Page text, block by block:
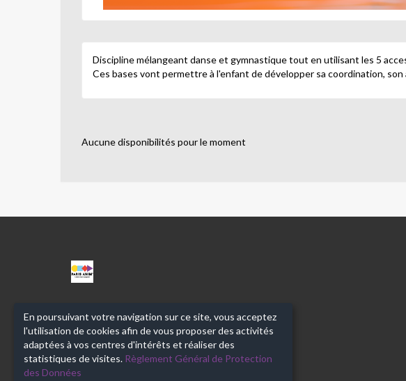
Discipline mélangeant danse et gymnastique tout en utilisant les 5
Ces bases vont permettre à l'enfant de développer sa coordination,
Aucune disponibilités pour le moment
CPA
MARC
En poursuivant votre navigation sur ce site, vous acceptez
l'utilisation de cookies afin de vous proposer des activités
adaptées à vos centres d'intérêts et réaliser des
statistiques de visites. Règlement Général de Protection
des Données